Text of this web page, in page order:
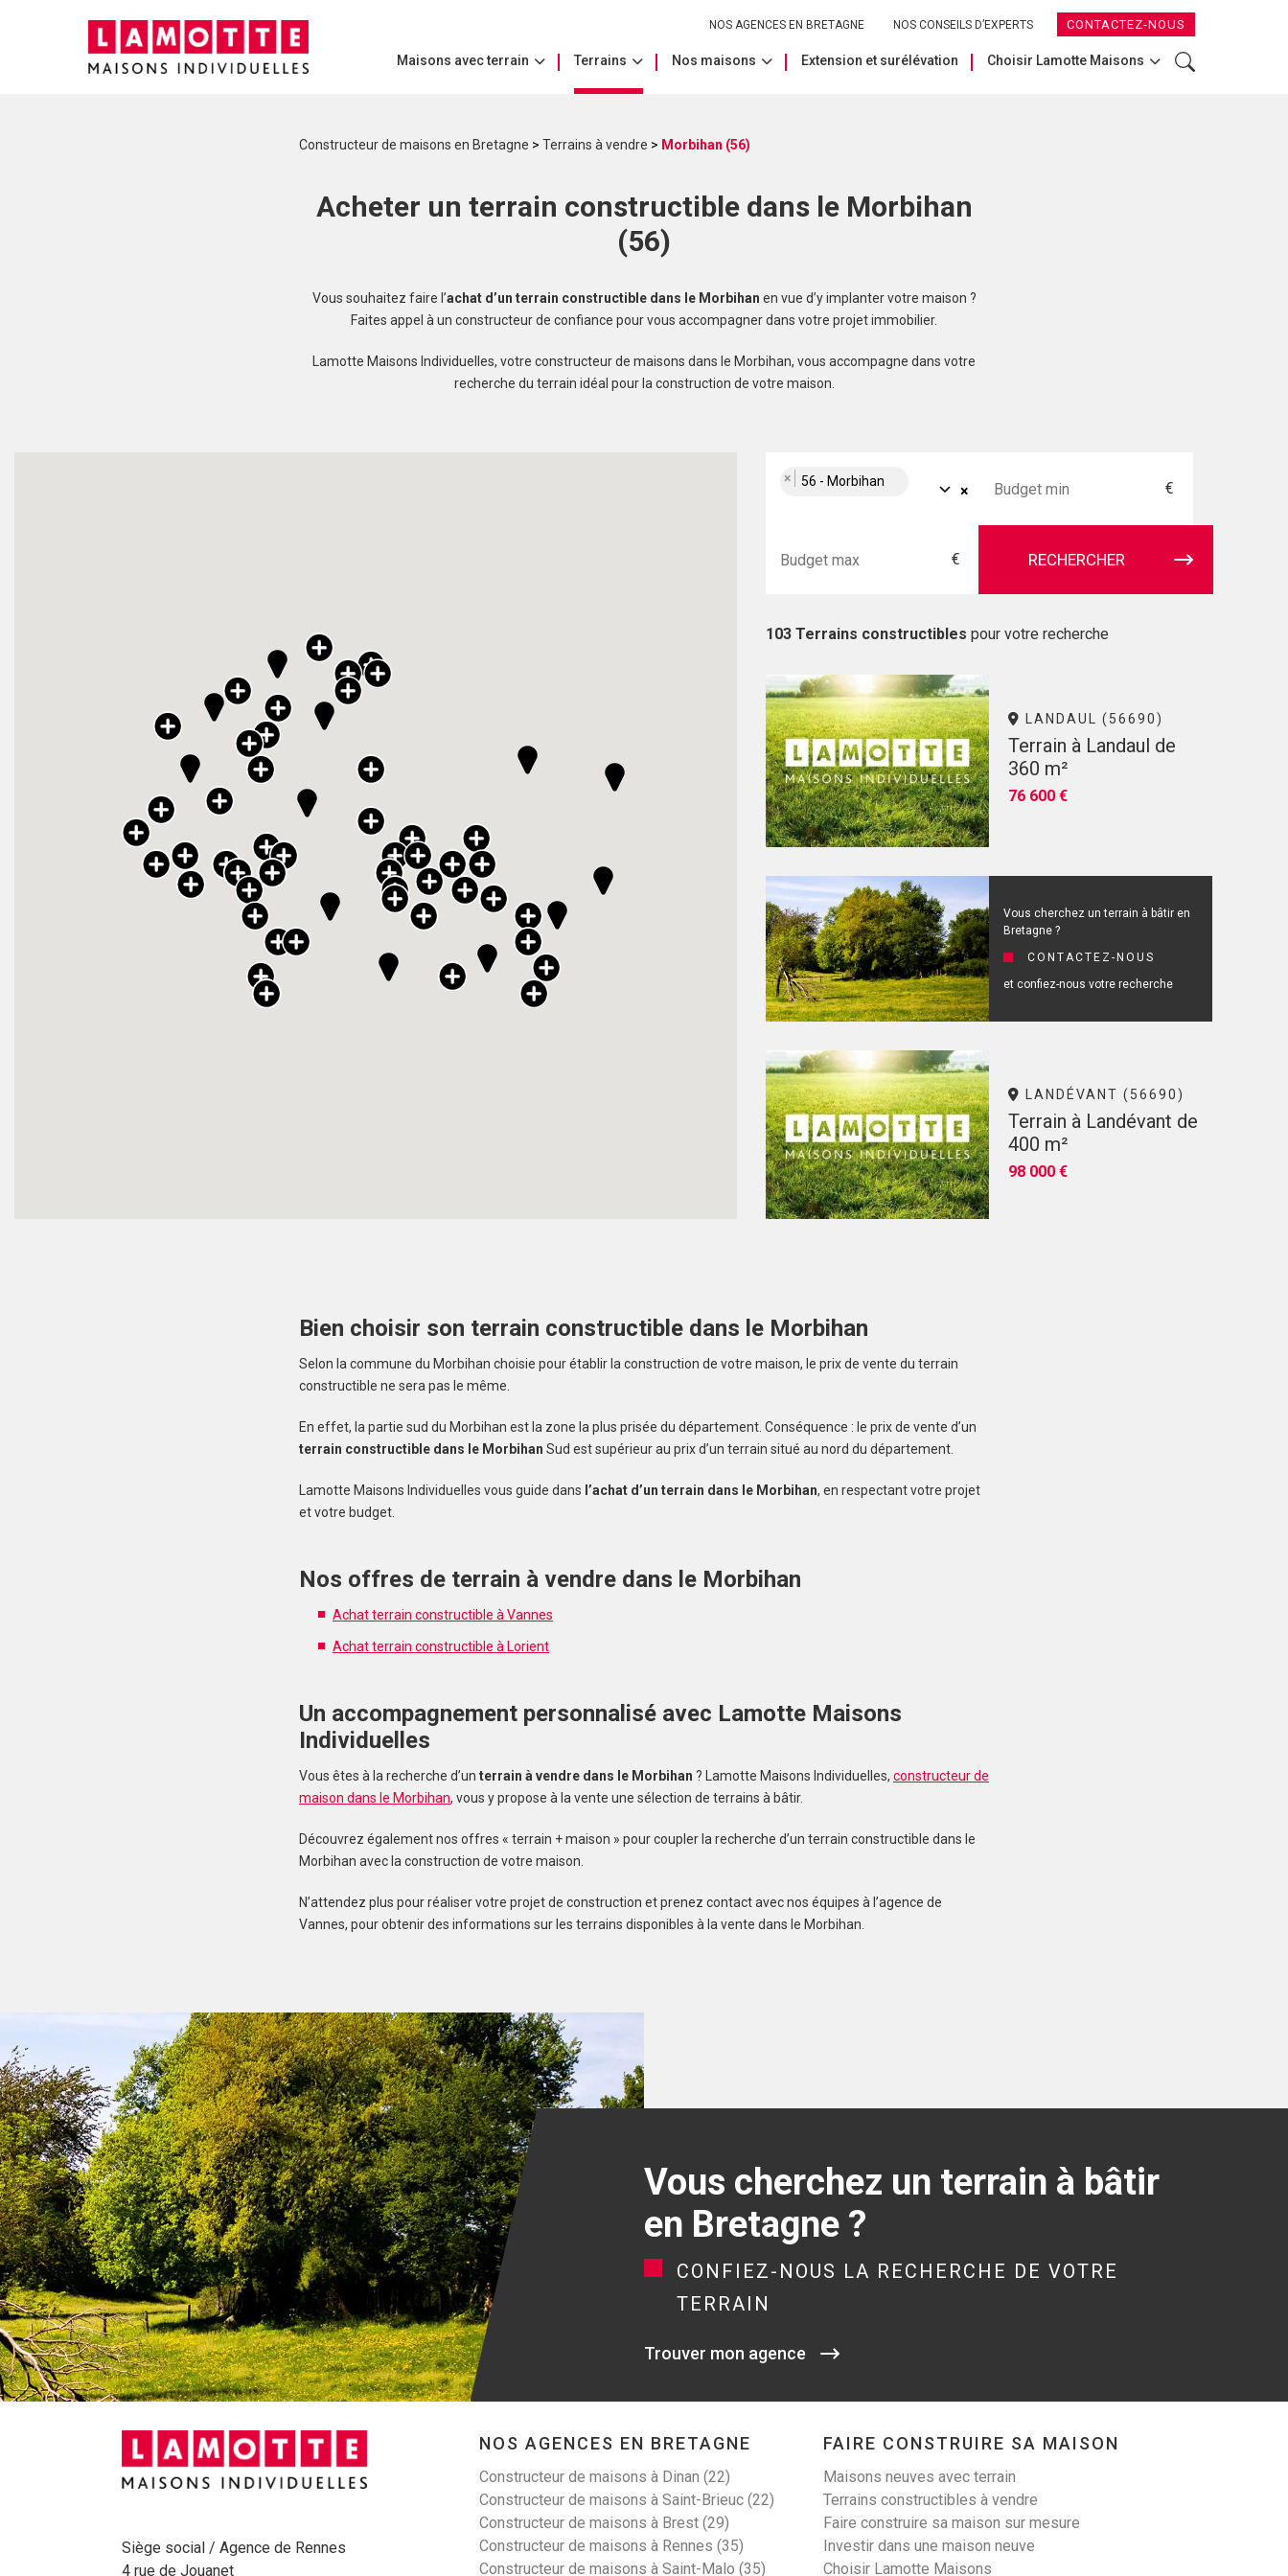
NOS AGENCES EN BRETAGNE NOS CONSEILS D’EXPERTS CONTACTEZ-NOUS
Maisons avec terrain Terrains Nos maisons Extension et surélévation Choisir Lamotte Maisons
Constructeur de maisons en Bretagne > Terrains à vendre > Morbihan (56)
Acheter un terrain constructible dans le Morbihan
(56)
Vous souhaitez faire l’achat d’un terrain constructible dans le Morbihan en vue d’y implanter votre maison ?
Faites appel à un constructeur de confiance pour vous accompagner dans votre projet immobilier.
Lamotte Maisons Individuelles, votre constructeur de maisons dans le Morbihan, vous accompagne dans votre
recherche du terrain idéal pour la construction de votre maison.
×
× 56 - Morbihan €
€ RECHERCHER
103 Terrains constructibles pour votre recherche
LANDAUL (56690)
Terrain à Landaul de
360 m²
76 600 €
Vous cherchez un terrain à bâtir en
Bretagne ?
CONTACTEZ-NOUS
et confiez-nous votre recherche
LANDÉVANT (56690)
Terrain à Landévant de
400 m²
98 000 €
alerte et ne manquez aucun bien correspondant à votre
Terrain à Kergrist de
Terrain à Lanester de
305 m²
99 900 €
Bien choisir son terrain constructible dans le Morbihan
Selon la commune du Morbihan choisie pour établir la construction de votre maison, le prix de vente du terrain
constructible ne sera pas le même.
En effet, la partie sud du Morbihan est la zone la plus prisée du département. Conséquence : le prix de vente d’un
terrain constructible dans le Morbihan Sud est supérieur au prix d’un terrain situé au nord du département.
Lamotte Maisons Individuelles vous guide dans l’achat d’un terrain dans le Morbihan, en respectant votre projet
et votre budget.
Nos offres de terrain à vendre dans le Morbihan
Achat terrain constructible à Vannes
Achat terrain constructible à Lorient
Un accompagnement personnalisé avec Lamotte Maisons
Individuelles
Vous êtes à la recherche d’un terrain à vendre dans le Morbihan ? Lamotte Maisons Individuelles, constructeur de
maison dans le Morbihan, vous y propose à la vente une sélection de terrains à bâtir.
Découvrez également nos offres « terrain + maison » pour coupler la recherche d’un terrain constructible dans le
Morbihan avec la construction de votre maison.
N’attendez plus pour réaliser votre projet de construction et prenez contact avec nos équipes à l’agence de
Vannes, pour obtenir des informations sur les terrains disponibles à la vente dans le Morbihan.
Vous cherchez un terrain à bâtir
en Bretagne ?
CONFIEZ-NOUS LA RECHERCHE DE VOTRE
TERRAIN
Trouver mon agence
Siège social / Agence de Rennes
4 rue de Jouanet
NOS AGENCES EN BRETAGNE
Constructeur de maisons à Dinan (22)
Constructeur de maisons à Saint-Brieuc (22)
Constructeur de maisons à Brest (29)
Constructeur de maisons à Rennes (35)
Constructeur de maisons à Saint-Malo (35)
FAIRE CONSTRUIRE SA MAISON
Maisons neuves avec terrain
Terrains constructibles à vendre
Faire construire sa maison sur mesure
Investir dans une maison neuve
Choisir Lamotte Maisons